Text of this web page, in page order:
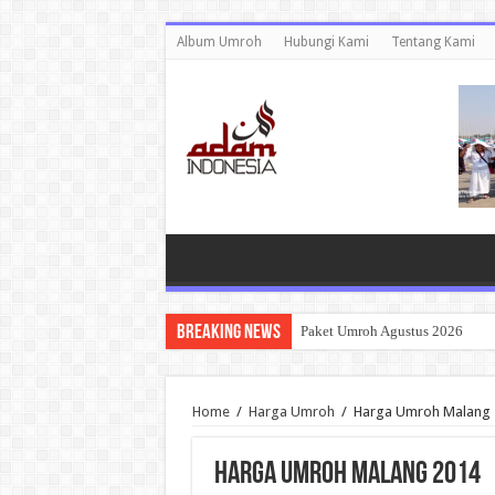
Album Umroh Hubungi Kami Tentang Kami
Breaking News Paket Umroh Agustus 2026
Home / Harga Umroh / Harga Umroh Malang
Harga Umroh Malang 2014